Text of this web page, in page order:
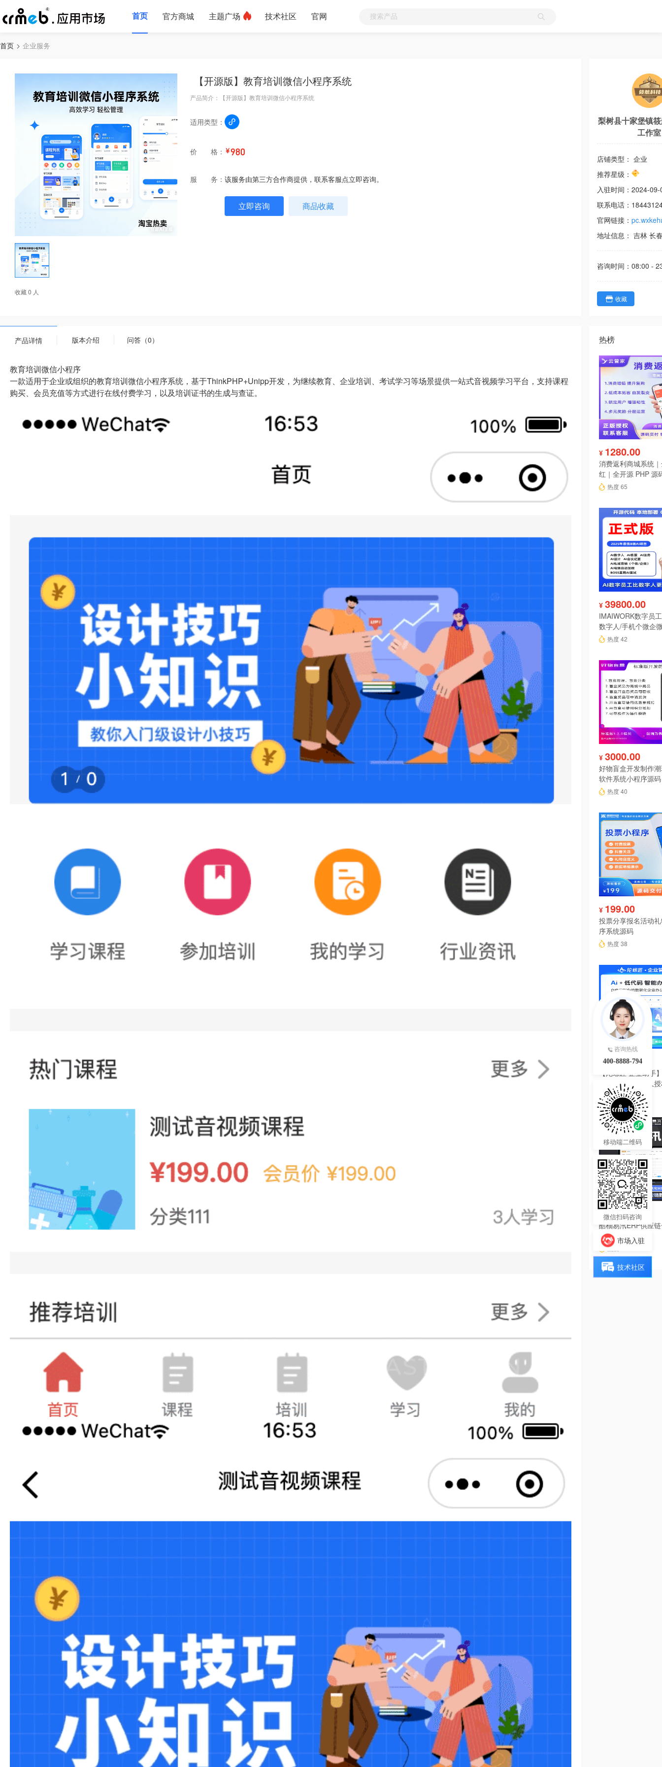
首页 官方商城 主题广场 技术社区 官网
首页 企业服务
收藏 0 人
【开源版】教育培训微信小程序系统
产品简介：【开源版】教育培训微信小程序系统
适用类型：
价 格： ￥980
服 务： 该服务由第三方合作商提供，联系客服点立即咨询。
立即咨询 商品收藏
梨树县十家堡镇
工作室
店铺类型： 企业
推荐星级：
入驻时间： 2024-09-
联系电话：
官网链接：
地址信息： 吉林 长
咨询时间： 08:00 -
收藏
产品详情 版本介绍 问答（0）
教育培训微信小程序
一款适用于企业或组织的教育培训微信小程序系统，基于ThinkPHP+Unipp开发，为继续教育、企业培训、考试学习等场景提供一站式音视频学习平台，支持课程
购买、会员充值等方式进行在线付费学习，以及培训证书的生成与查证。
热榜
¥ 1280.00
消费返利商城系统
红｜全开源 PHP 源
热度 65
¥ 39800.00
IMAIWORK数字员
数字人/手机个微企
陪练/电销/客服/法
热度 42
¥ 3000.00
好物盲盒开发制作
软件系统小程序源码
热度 40
¥ 199.00
投票分享报名活动
序系统源码
热度 38
6980.00
【陀螺匠·企业助手
理系统独立版永久
热度 37
4680.00
酷柚易汛ERP供应
系统
热度 32
咨询热线
400-8888-794
移动端二维码
微信扫码咨询
市场入驻
技术社区